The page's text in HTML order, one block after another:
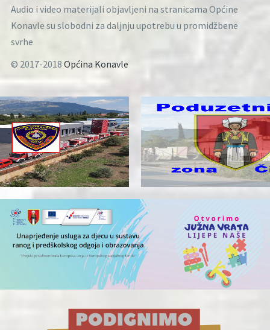
Audio i video materijali objavljeni na stranicama Općine
Konavle su slobodni za daljnju upotrebu u promidžbene
svrhe
© 2017-2018 Općina Konavle